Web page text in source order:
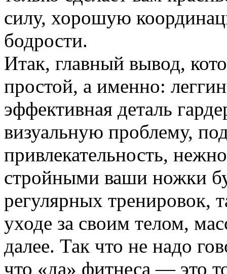
силу, хорошую
бодрости.
Итак, главный вывод,
простой, а именно:
эффективная деталь
визуальную проблему,
привлекательность,
стройными ваши ножки
регулярных тренировок,
уходе за своим телом,
далее. Так что не надо
что «да» фитнеса — это